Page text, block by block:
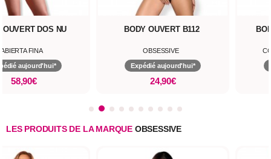
OUVERT DOS NU
ABIERTA FINA
aujourd'hui*
58,90€
BODY OUVERT B112
OBSESSIVE
Expédié aujourd'hui*
24,90€
LES PRODUITS DE LA MARQUE OBSESSIVE